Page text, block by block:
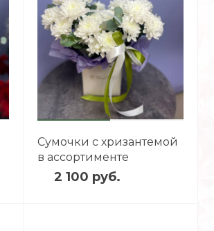
Сумочки с хризантемой
в ассортименте
2 100 руб.